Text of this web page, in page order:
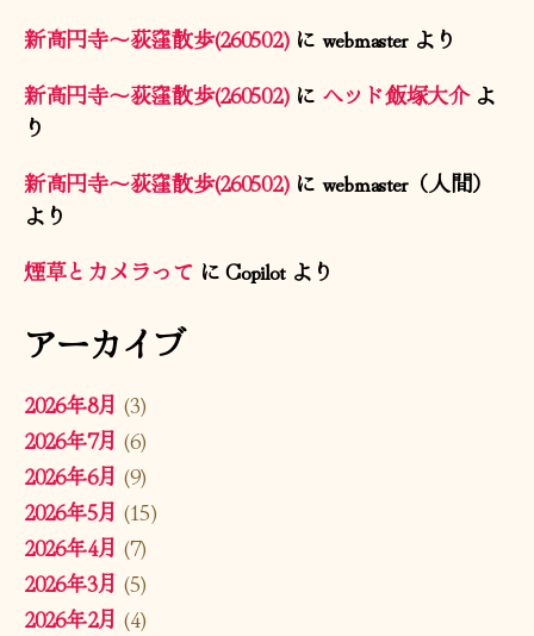
新高円寺〜荻窪散歩(260502)に webmasterより
新高円寺〜荻窪散歩(260502)に ヘッド飯塚大介よ
り
新高円寺〜荻窪散歩(260502)に webmaster（人間）
より
煙草とカメラってにCopilotより
アーカイブ
2026年8月 (3)
2026年7月 (6)
2026年6月 (9)
2026年5月 (15)
2026年4月 (7)
2026年3月 (5)
2026年2月 (4)